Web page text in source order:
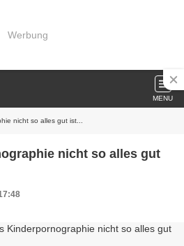
Werbung
MENU
nicht so alles gut ist...
nicht so alles gut